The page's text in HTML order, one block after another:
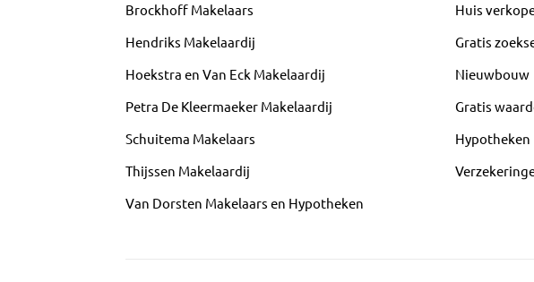
Brockhoff Makelaars
Hendriks Makelaardij
Hoekstra en Van Eck Makelaardij
Petra De Kleermaeker Makelaardij
Schuitema Makelaars
Thijssen Makelaardij
Van Dorsten Makelaars en Hypotheken
Huis
Gratis
Nieuwbouw
Gratis
Hypotheken